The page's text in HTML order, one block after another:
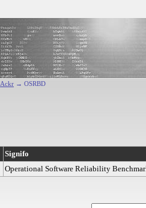
Ackr → OSRBD
Signifo
Operational Software Reliability